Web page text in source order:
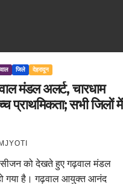
जिले देहरादून
मंडल अलर्ट, चारधाम
प्राथमिकता; सभी जिलों में
सीजन को देखते हुए गढ़वाल मंडल
गया है। गढ़वाल आयुक्त आनंद